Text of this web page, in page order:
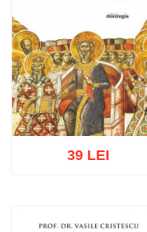
Adaugă în coș Wishlist
39 LEI